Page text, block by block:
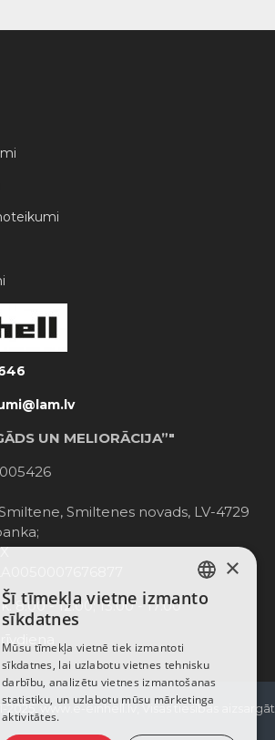
UN MELIORĀCIJA”"
Smiltenes novads, LV-4729
8:00 - 12:00; 13:00 - 17:00
2025, www.e-einhell.lv, Visas tiesības
LATVIAN
ENGLISH
×
Šī tīmekļa vietne izmanto
sīkdatnes
Mūsu tīmekļa vietnē tiek izmantoti
sīkdatnes, lai uzlabotu vietnes tehnisku
darbību, analizētu vietnes izmantošanas
statistiku, un uzlabotu mūsu mārketinga
aktivitātes.